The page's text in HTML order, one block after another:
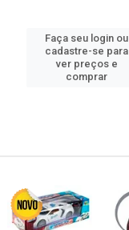
Faça seu login ou
cadastre-se para
ver preços e
comprar